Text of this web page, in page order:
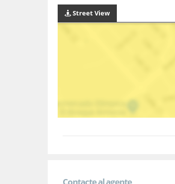
Street View